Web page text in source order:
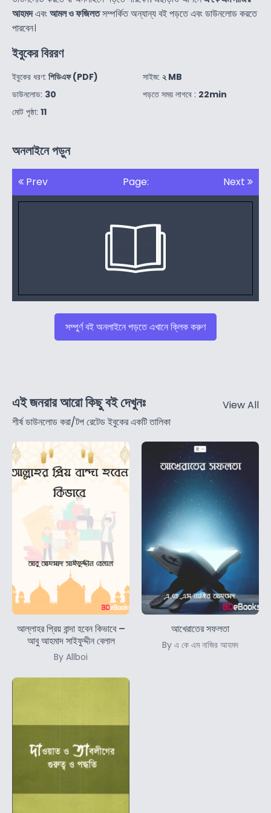
আহমদএবংআমল ও ফজিলতসম্পর্কিত অন্যান্য বই পড়তে এবং ডাউনলোড করতে
পারবেন।
ইবুকের বিররণ
ইবুকের ধরণ: পিডিএফ (PDF)
ডাউনলোড: 30
মোট পৃষ্ঠা: 11
সাইজ: ২ MB
পড়তে সময় লাগবে : 22min
অনলাইনে পড়ুন
Prev Page: Next
সম্পুর্ণ বই অনলাইনে পড়তে এখানে ক্লিক করুণ
এই জনরার আরো কিছু বই দেখুনঃ
শীর্ষ ডাউনলোড করা/টপ রেটেড ইবুকের একটি তালিকা
View All
আল্লাহর প্রিয় বান্দা হবেন কিভাবে –
আবু আহমাদ সাইফুদ্দীন বেলাল
By Allboi
আখেরাতের সফলতা
By এ কে এম নাজির আহমদ